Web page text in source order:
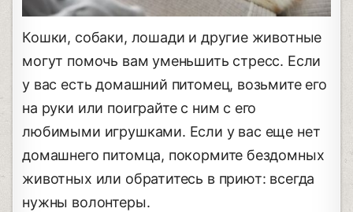
Кошки, собаки, лошади и другие животные
могут помочь вам уменьшить стресс. Если
у вас есть домашний питомец, возьмите его
на руки или поиграйте с ним с его
любимыми игрушками. Если у вас еще нет
домашнего питомца, покормите бездомных
животных или обратитесь в приют: всегда
нужны волонтеры.